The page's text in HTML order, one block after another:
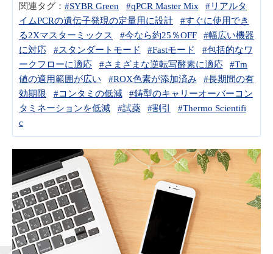
関連タグ： #SYBR Green #qPCR Master Mix
#リアルタ
イムPCRの遺伝子発現の定量用に設計
#すぐに使用でき
る2Xマスターミックス
#今なら約25％OFF
#幅広い機器
に対応
#スタンダートモード #Fastモード
#包括的なワ
ークフローに適応
#さまざまな逆転写酵素に適応
#Tm
値の適用範囲が広い
#ROX色素が添加済み
#長期間の有
効期限
#コンタミの低減
#鋳型のキャリーオーバーコン
タミネーションを低減
#試薬 #割引
#Thermo Scientifi
c